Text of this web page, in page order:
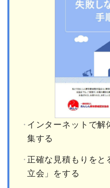
インターネットで解
集する
正確な見積もりをと
立会」をする